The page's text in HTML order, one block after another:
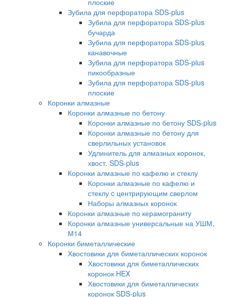
плоские
Зубила для перфоратора SDS-plus
Зубила для перфоратора SDS-plus
бучарда
Зубила для перфоратора SDS-plus
канавочные
Зубила для перфоратора SDS-plus
пикообразные
Зубила для перфоратора SDS-plus
плоские
Коронки алмазные
Коронки алмазные по бетону
Коронки алмазные по бетону SDS-plus
Коронки алмазные по бетону для
сверлильных установок
Удлинитель для алмазных коронок,
хвост. SDS-plus
Коронки алмазные по кафелю и стеклу
Коронки алмазные по кафелю и
стеклу c центрирующим сверлом
Наборы алмазных коронок
Коронки алмазные по керамограниту
Коронки алмазные универсальные на УШМ,
М14
Коронки биметаллические
Хвостовики для биметаллических коронок
Хвостовики для биметаллических
коронок HEX
Хвостовики для биметаллических
коронок SDS-plus